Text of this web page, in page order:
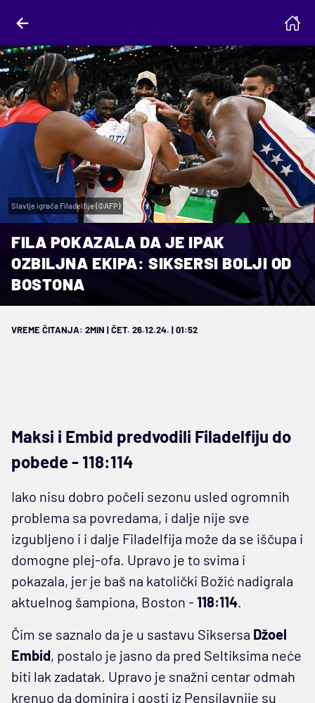
Slavlje igrača Filadelfije (©AFP)
FILA POKAZALA DA JE IPAK
OZBILJNA EKIPA: SIKSERSI BOLJI OD
BOSTONA
VREME ČITANJA: 2MIN | ČET. 26.12.24. | 01:52
Maksi i Embid predvodili Filadelfiju do
pobede - 118:114
Iako nisu dobro počeli sezonu usled ogromnih
problema sa povredama, i dalje nije sve
izgubljeno i i dalje Filadelfija može da se iščupa i
domogne plej-ofa. Upravo je to svima i
pokazala, jer je baš na katolički Božić nadigrala
aktuelnog šampiona, Boston - 118:114.
Čim se saznalo da je u sastavu Siksersa Džoel
Embid, postalo je jasno da pred Seltiksima neće
biti lak zadatak. Upravo je snažni centar odmah
krenuo da dominira i gosti iz Pensilavnije su